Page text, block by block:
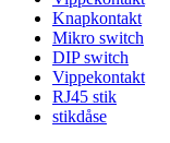
Knapkontakt
Mikro switch
DIP switch
Vippekontakt
RJ45 stik
stikdåse